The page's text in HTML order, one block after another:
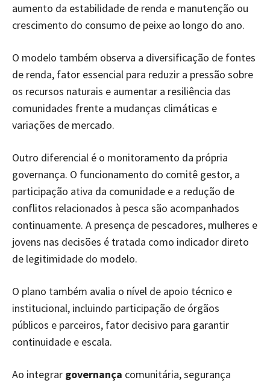
aumento da estabilidade de renda e manutenção ou
crescimento do consumo de peixe ao longo do ano.
O modelo também observa a diversificação de fontes
de renda, fator essencial para reduzir a pressão sobre
os recursos naturais e aumentar a resiliência das
comunidades frente a mudanças climáticas e
variações de mercado.
Outro diferencial é o monitoramento da própria
governança. O funcionamento do comitê gestor, a
participação ativa da comunidade e a redução de
conflitos relacionados à pesca são acompanhados
continuamente. A presença de pescadores, mulheres e
jovens nas decisões é tratada como indicador direto
de legitimidade do modelo.
O plano também avalia o nível de apoio técnico e
institucional, incluindo participação de órgãos
públicos e parceiros, fator decisivo para garantir
continuidade e escala.
Ao integrar governança comunitária, segurança